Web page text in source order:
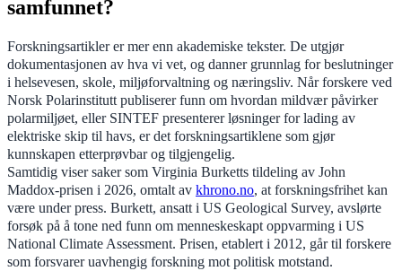
samfunnet?
Forskningsartikler er mer enn akademiske tekster. De utgjør
dokumentasjonen av hva vi vet, og danner grunnlag for beslutninger
i helsevesen, skole, miljøforvaltning og næringsliv. Når forskere ved
Norsk Polarinstitutt publiserer funn om hvordan mildvær påvirker
polarmiljøet, eller SINTEF presenterer løsninger for lading av
elektriske skip til havs, er det forskningsartiklene som gjør
kunnskapen etterprøvbar og tilgjengelig.
Samtidig viser saker som Virginia Burketts tildeling av John
Maddox-prisen i 2026, omtalt av khrono.no, at forskningsfrihet kan
være under press. Burkett, ansatt i US Geological Survey, avslørte
forsøk på å tone ned funn om menneskeskapt oppvarming i US
National Climate Assessment. Prisen, etablert i 2012, går til forskere
som forsvarer uavhengig forskning mot politisk motstand.